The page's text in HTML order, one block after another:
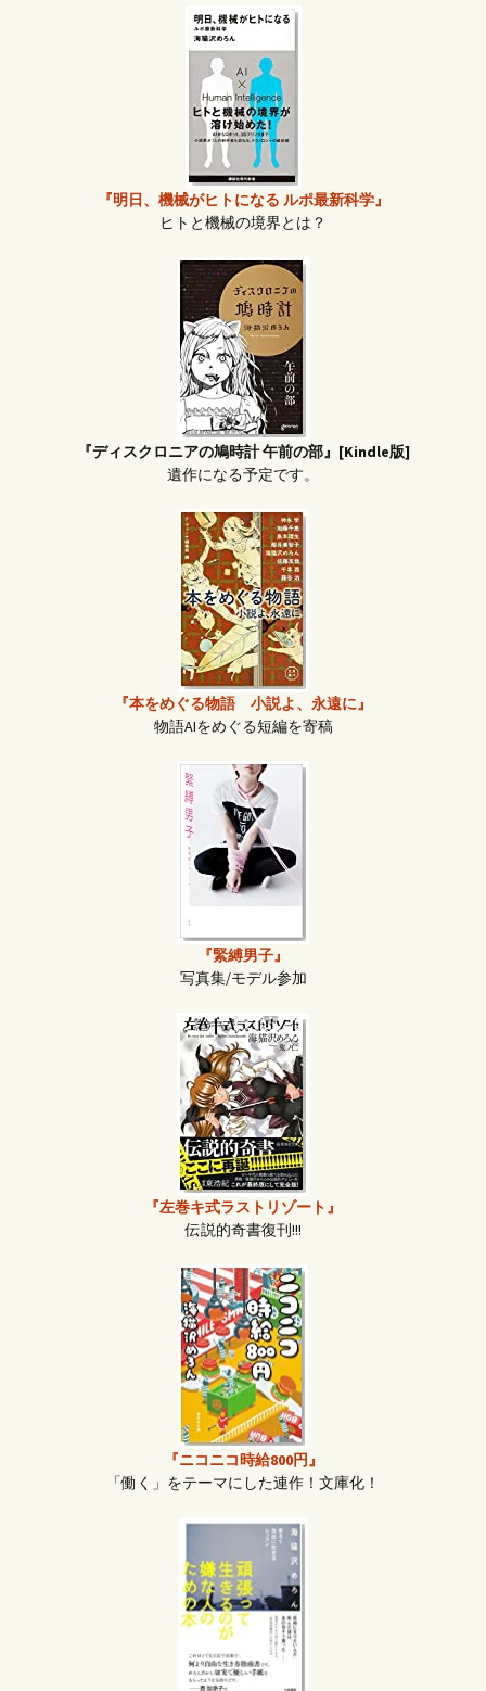
『明日、機械がヒトになる ルポ最新科学』
ヒトと機械の境界とは？
『ディスクロニアの鳩時計 午前の部』[Kindle版]
遺作になる予定です。
『本をめぐる物語 小説よ、永遠に』
物語AIをめぐる短編を寄稿
『緊縛男子』
写真集/モデル参加
『左巻キ式ラストリゾート』
伝説的奇書復刊!!!
『ニコニコ時給800円』
「働く」をテーマにした連作！文庫化！